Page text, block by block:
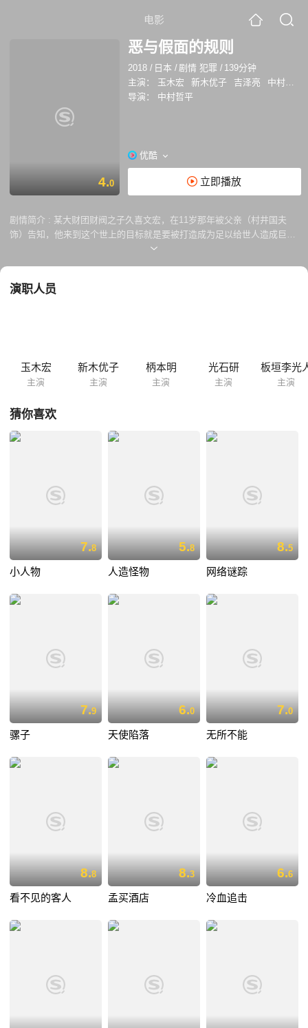
电影
4.0
恶与假面的规则
2018 / 日本 /剧情 犯罪 / 139分钟
主演：
玉木宏 新木优子 吉泽亮
中村达也
导演：
中村哲平
优酷
立即播放
剧情简介 : 某大财团财阀之子久喜文宏，在11岁那年被父亲（村井国夫
饰）告知，他来到这个世上的目标就是要被打造成为足以给世人造成巨大
灾难的极致之恶。为了让儿子完成蜕变，恶毒的父亲竟不惜玷污少年的初
百计找到香织（新木裕子 饰），从此逡巡在对方身边，为了保护香织不惜
演职人员
玉木宏
主演
新木优子
主演
柄本明
主演
光石研
主演
板垣李光
主演
猜你喜欢
7.8
小人物
5.8
人造怪物
8.5
网络谜踪
7.9
骡子
6.0
天使陷落
7.0
无所不能
8.8
看不见的客人
8.3
孟买酒店
6.6
冷血追击